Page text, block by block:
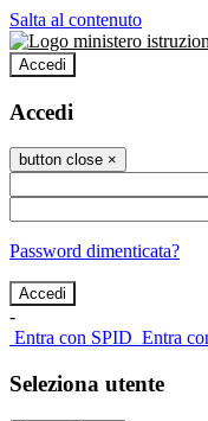
Salta al contenuto
Accedi
Accedi
button close ×
Password dimenticata?
-
Entra con SPID Entra
Seleziona utente